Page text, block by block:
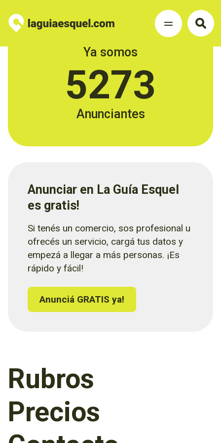
Ya somos
5273
Anunciantes
Anunciar en La Guía Esquel
es gratis!
Si tenés un comercio, sos profesional u
ofrecés un servicio, cargá tus datos y
empezá a llegar a más personas. ¡Es
rápido y fácil!
Anunciá GRATIS ya!
Rubros
Precios